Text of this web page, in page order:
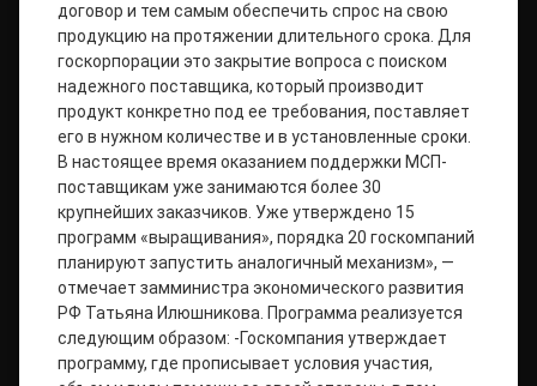
договор и тем самым обеспечить спрос на свою
продукцию на протяжении длительного срока. Для
госкорпорации это закрытие вопроса с поиском
надежного поставщика, который производит
продукт конкретно под ее требования, поставляет
его в нужном количестве и в установленные сроки.
В настоящее время оказанием поддержки МСП-
поставщикам уже занимаются более 30
крупнейших заказчиков. Уже утверждено 15
программ «выращивания», порядка 20 госкомпаний
планируют запустить аналогичный механизм», —
отмечает замминистра экономического развития
РФ Татьяна Илюшникова. Программа реализуется
следующим образом: -Госкомпания утверждает
программу, где прописывает условия участия,